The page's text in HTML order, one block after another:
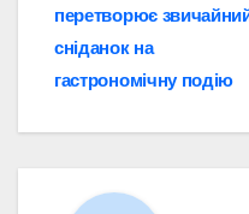
перетворює
сніданок на
гастрономічну подію